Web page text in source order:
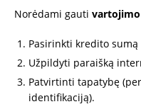
Norėdami gauti
Pasirinkti kredito
Užpildyti paraišką
Patvirtinti tapatybę
identifikaciją).